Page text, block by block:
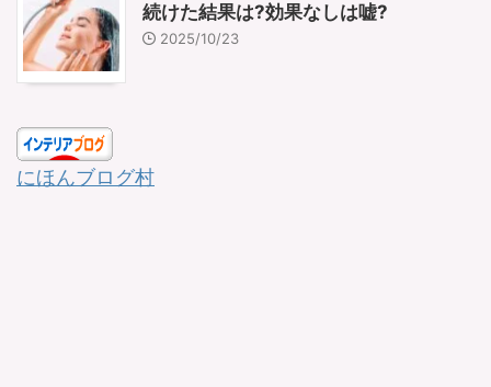
続けた結果は?効果なしは嘘?
2025/10/23
にほんブログ村